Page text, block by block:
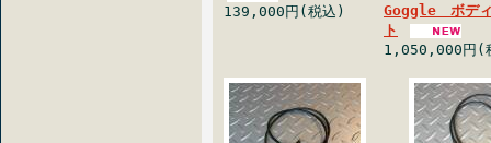
139,000円(税込)
Goggle ボディ
ト
1,050,000円(